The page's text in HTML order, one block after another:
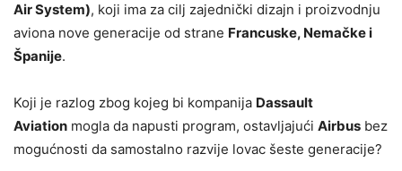
Air System), koji ima za cilj zajednički dizajn i proizvodnju
aviona nove generacije od strane Francuske, Nemačke i
Španije.
Koji je razlog zbog kojeg bi kompanija Dassault
Aviation mogla da napusti program, ostavljajući Airbus bez
mogućnosti da samostalno razvije lovac šeste generacije?